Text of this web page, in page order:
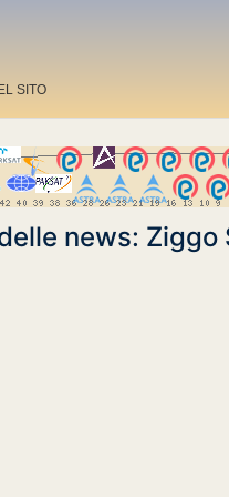
SITO
news: Ziggo